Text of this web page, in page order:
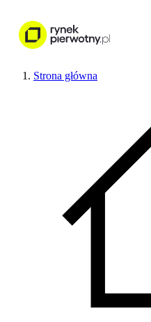
Strona główna